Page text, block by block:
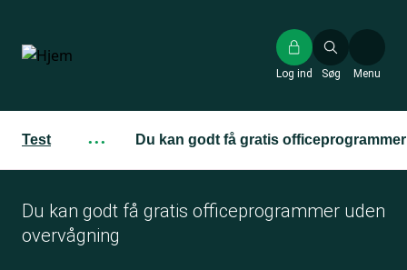
hovedindhold
Søg
Log ind Menu
Test ··· Du kan godt få gratis
Du kan godt få gratis officeprogrammer uden
overvågning